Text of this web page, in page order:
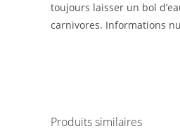
toujours laisser un bol
carnivores. Informations
Produits similaires